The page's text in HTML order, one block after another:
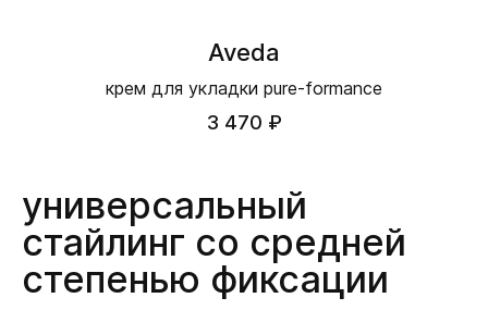
Aveda
крем для укладки pure-formance
3 470 ₽
универсальный
стайлинг со средней
степенью фиксации